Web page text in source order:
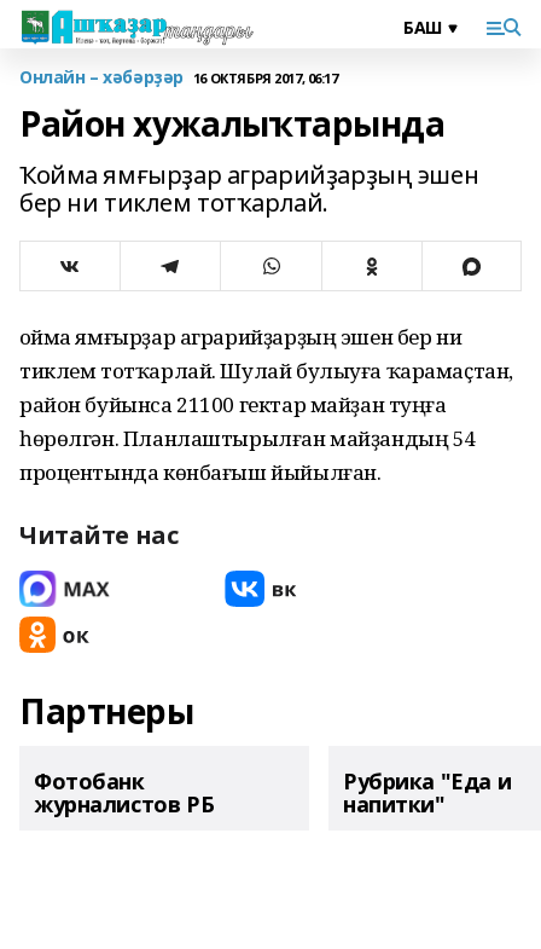
Онлайн – хәбәрҙәр 16 ОКТЯБРЯ 2017, 06:17
Район хужалыҡтарында
Ҡойма ямғырҙар аграрийҙарҙың эшен
бер ни тиклем тотҡарлай.
Ҡойма ямғырҙар аграрийҙарҙың эшен бер ни
тиклем тотҡарлай. Шулай булыуға ҡарамаҫтан,
район буйынса 21100 гектар майҙан туңға
һөрөлгән. Планлаштырылған майҙандың 54
процентында көнбағыш йыйылған.
Читайте нас
Партнеры
Фотобанк
журналистов РБ
Рубрика "Еда и
напитки"